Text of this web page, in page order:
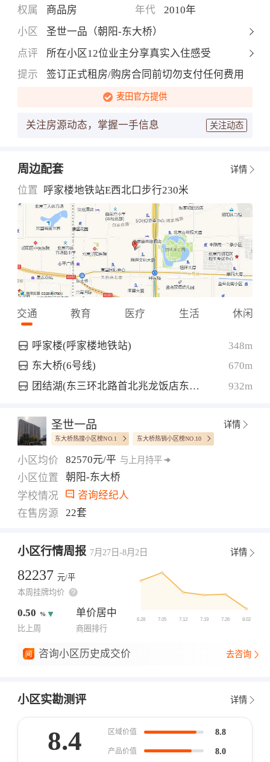
权属
商品房 年代
2010年
小区
圣世一品（朝阳-东大桥）
点评
所在小区12位业主分享真实入住感受
提示
签订正式租房/购房合同前切勿支付任何费用
麦田官方提供
关注房源动态，掌握一手信息 关注动态
周边配套 详情
位置 呼家楼地铁站E西北口步行230米
交通 教育 医疗 生活 休闲
呼家楼(呼家楼地铁站)
348m
东大桥(6号线)
670m
团结湖(东三环北路首北兆龙饭店东北侧约40米)
932m
圣世一品 详情
东大桥热搜小区榜NO.1 东大桥热销小区榜NO.10
小区均价 82570元/平 与上月持平
小区位置
朝阳-东大桥
学校情况
咨询经纪人
在售房源
22套
小区行情周报 7月27日-8月2日 详情
82237 元/平
本周挂牌均价
0.50 %
比上周
单价居中
商圈排行
咨询小区历史成交价 去咨询
小区实勘测评 详情
8.4 区域价值 8.8
产品价值 8.0